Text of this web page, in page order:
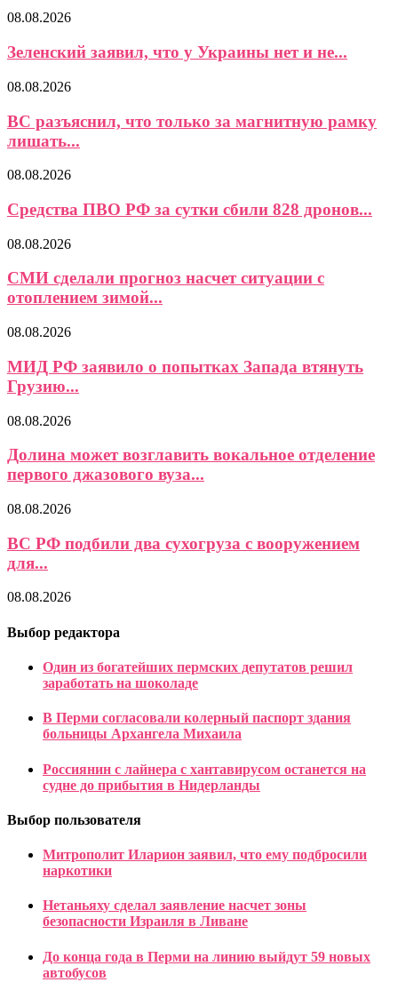
08.08.2026
Зеленский заявил, что у Украины нет и не...
08.08.2026
ВС разъяснил, что только за магнитную рамку
лишать...
08.08.2026
Средства ПВО РФ за сутки сбили 828 дронов...
08.08.2026
СМИ сделали прогноз насчет ситуации с
отоплением зимой...
08.08.2026
МИД РФ заявило о попытках Запада втянуть
Грузию...
08.08.2026
Долина может возглавить вокальное отделение
первого джазового вуза...
08.08.2026
ВС РФ подбили два сухогруза с вооружением
для...
08.08.2026
Выбор редактора
Один из богатейших пермских депутатов решил
заработать на шоколаде
В Перми согласовали колерный паспорт здания
больницы Архангела Михаила
Россиянин с лайнера с хантавирусом останется на
судне до прибытия в Нидерланды
Выбор пользователя
Митрополит Иларион заявил, что ему подбросили
наркотики
Нетаньяху сделал заявление насчет зоны
безопасности Израиля в Ливане
До конца года в Перми на линию выйдут 59 новых
автобусов